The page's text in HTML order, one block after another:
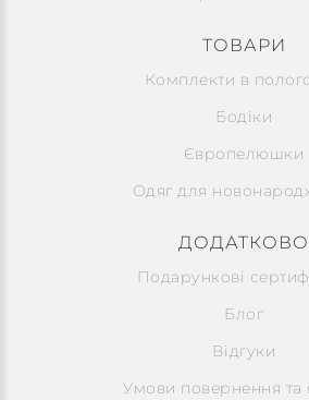
ТОВАРИ
Комплекти в
Бодіки
Європелюшки
Одяг для
ДОДАТКОВО
Подарункові
Блог
Відгуки
Умови повернення та